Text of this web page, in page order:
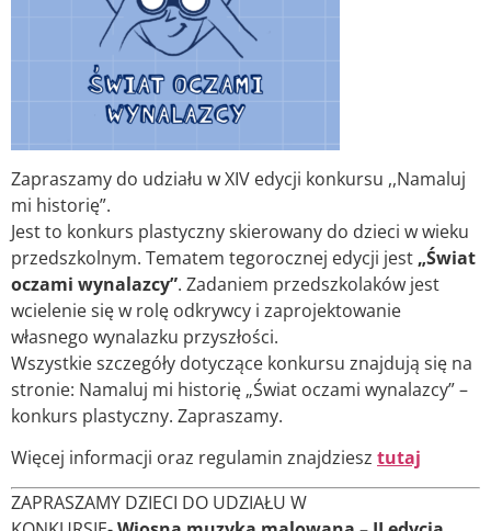
Zapraszamy do udziału w XIV edycji konkursu ,,Namaluj
mi historię”.
Jest to konkurs plastyczny skierowany do dzieci w wieku
przedszkolnym. Tematem tegorocznej edycji jest „Świat
oczami wynalazcy”. Zadaniem przedszkolaków jest
wcielenie się w rolę odkrywcy i zaprojektowanie
własnego wynalazku przyszłości.
Wszystkie szczegóły dotyczące konkursu znajdują się na
stronie: Namaluj mi historię „Świat oczami wynalazcy” –
konkurs plastyczny. Zapraszamy.
Więcej informacji oraz regulamin znajdziesz tutaj
ZAPRASZAMY DZIECI DO UDZIAŁU W